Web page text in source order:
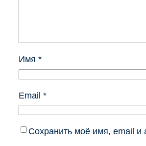
Имя *
Email *
Сохранить моё имя, email и